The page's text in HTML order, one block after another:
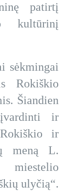
patirtį
kultūrinį
Rokiškio
Šiandien
ir
ir
meną L.
miestelio
ulyčią“.